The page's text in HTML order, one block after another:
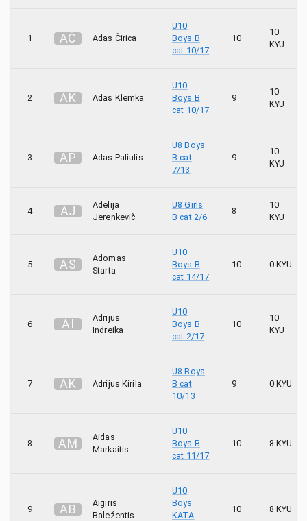
Tomas Zakarauskas 15
1 AČ Adas Čirica
U10
Boys B
cat 10/17
10
10
KYU
2 AK Adas Klemka
U10
Boys B
cat 10/17
9
10
KYU
3 AP Adas Paliulis
U8 Boys
B cat
7/13
9
10
KYU
4 AJ
Adelija
Jerenkevič
U8 Girls
B cat 2/6
8
10
KYU
5 AS
Adomas
Starta
U10
Boys B
cat 14/17
10 0 KYU
6 AI
Adrijus
Indreika
U10
Boys B
cat 2/17
10
10
KYU
7 AK Adrijus Kirila
U8 Boys
B cat
10/13
9 0 KYU
8 AM
Aidas
Markaitis
U10
Boys B
cat 11/17
10 8 KYU
9 AB
Aigiris
Baležentis
U10
Boys
KATA
10 8 KYU